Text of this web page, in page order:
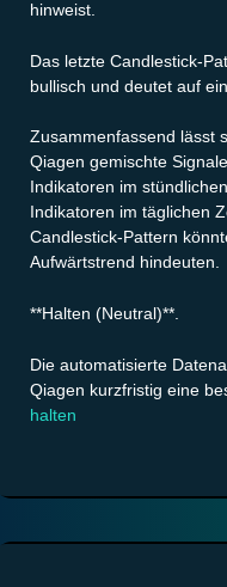
hinweist.
Das letzte Candlestick-
bullisch und deutet auf
Zusammenfassend lässt
Qiagen gemischte
Indikatoren im
Indikatoren im täglichen
Candlestick-Pattern
Aufwärtstrend hindeuten.
**Halten (Neutral)**.
Die automatisierte
Qiagen kurzfristig eine
halten